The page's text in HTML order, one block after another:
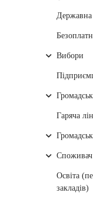
Державна
Вибори
Гаряча
Споживач
Освіта
закладів)